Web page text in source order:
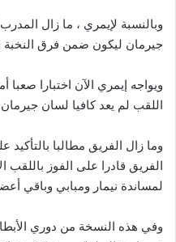
وبالنسبة لإيمري ، ما زال
جيرمان ليكون ضمن فرق النخبة
ويواجه إيمري الآن اختبارا صعبا
اللقب لم يعد كافيا لسان
وما زال الفريق مطالبا بالتأكيد
الفريق قادرا على الفوز باللقب
لمساندة نيمار ومبابي وباقي
وفي هذه النسخة من دوري